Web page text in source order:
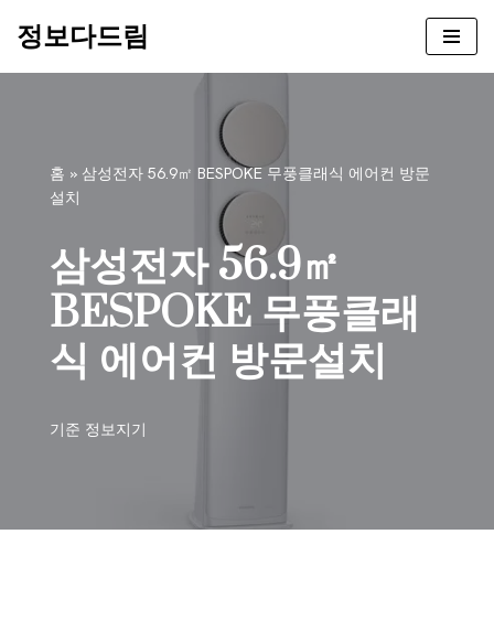
정보다드림
홈 » 삼성전자 56.9㎡ BESPOKE 무풍클래식 에어컨 방문
설치
삼성전자 56.9㎡
BESPOKE 무풍클래
식 에어컨 방문설치
기준 정보지기